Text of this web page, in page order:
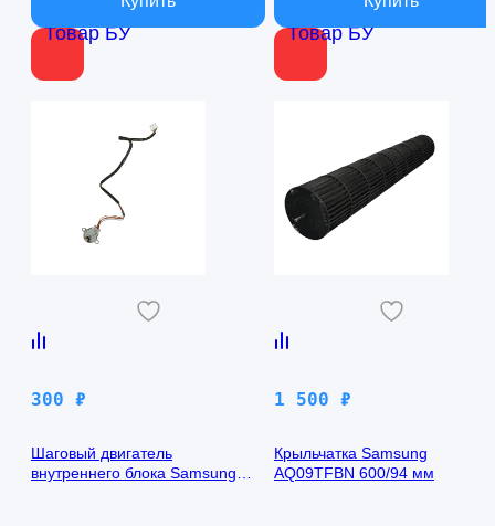
Товар БУ Товар БУ
300 ₽
Шаговый двигатель
внутреннего блока Samsung
1 500 ₽
Крыльчатка Samsung
AQ09TFBN 600/94 мм